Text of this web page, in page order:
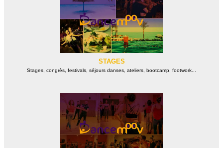
STAGES
Stages, congrès, festivals, séjours danses, ateliers, bootcamp, footwork...